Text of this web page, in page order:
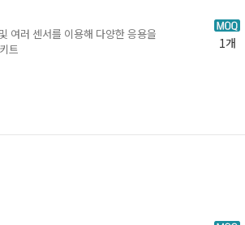
여러 센서를 이용해 다양한 응용을
트
1개